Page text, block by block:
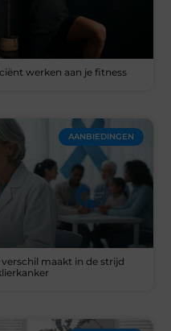
werken aan je fitness
AANBIEDINGEN
maakt in de strijd